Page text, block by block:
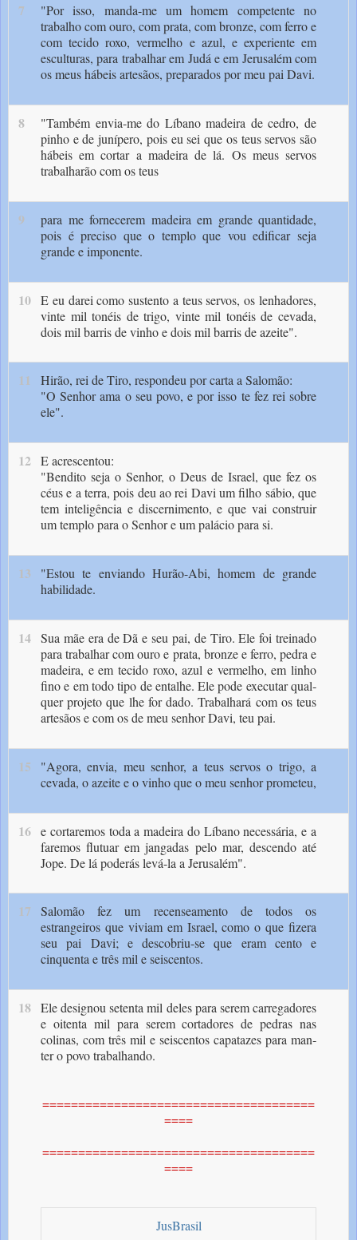
7
"Por isso, manda-me um homem competente no
trabalho com ouro, com prata, com bronze, com ferro e
com tecido roxo, vermelho e azul, e experiente em
esculturas, para trabalhar em Judá e em Jerusalém com
os meus hábeis artesãos, preparados por meu pai Davi.
8
"Também envia-me do Líbano madeira de cedro, de
pinho e de junípero, pois eu sei que os teus servos são
hábeis em cortar a madeira de lá. Os meus servos
trabalharão com os teus
9
para me fornecerem madeira em grande quantidade,
pois é preciso que o templo que vou edificar seja
grande e imponente.
10 E eu darei como sustento a teus servos, os lenhadores,
vinte mil tonéis de trigo, vinte mil tonéis de cevada,
dois mil barris de vinho e dois mil barris de azeite".
11
Hirão, rei de Tiro, respondeu por carta a Salomão:
"O Senhor ama o seu povo, e por isso te fez rei sobre
ele".
12 E acrescentou:
"Bendito seja o Senhor, o Deus de Israel, que fez os
céus e a terra, pois deu ao rei Davi um filho sábio, que
tem inteligência e discernimento, e que vai construir
um templo para o Senhor e um palácio para si.
13
"Estou te enviando Hurão-Abi, homem de grande
habilidade.
14 Sua mãe era de Dã e seu pai, de Tiro. Ele foi treinado
para trabalhar com ouro e prata, bronze e ferro, pedra e
madeira, e em tecido roxo, azul e vermelho, em linho
fino e em todo tipo de entalhe. Ele pode executar qual­
quer projeto que lhe for dado. Trabalhará com os teus
artesãos e com os de meu senhor Davi, teu pai.
15
"Agora, envia, meu senhor, a teus servos o trigo, a
cevada, o azeite e o vinho que o meu senhor pro­meteu,
16 e cortaremos toda a madeira do Líbano necessária, e a
faremos flutuar em jangadas pelo mar, descendo até
Jope. De lá poderás levá-la a Jerusalém".
17
Salomão fez um recenseamento de todos os
estrangeiros que viviam em Israel, como o que fizera
seu pai Davi; e descobriu-se que eram cento e
cinquenta e três mil e seiscentos.
18 Ele designou setenta mil deles para serem carregadores
e oitenta mil para serem cortadores de pedras nas
colinas, com três mil e seiscentos capatazes para man­
ter o povo trabalhando.
======================================
====
======================================
====
JusBrasil